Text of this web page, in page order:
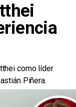
como líder
Piñera.